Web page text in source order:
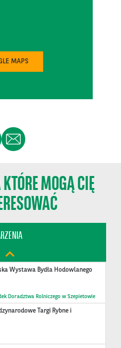
MAPS
MOGĄ CIĘ
Branżowe Targi Żywności
- Branżowe Targi Technologii
Wystawa Bydła Hodowlanego
Doradztwa Rolniczego w Szepietowie
Targi Rybne i